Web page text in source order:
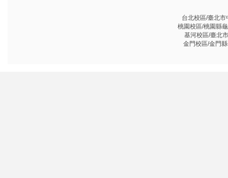
台北校區/臺北
桃園校區/桃園縣
基河校區/臺北
金門校區/金門